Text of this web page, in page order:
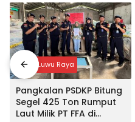
Input Luwu Raya
Pangkalan PSDKP Bitung
Segel 425 Ton Rumput
Laut Milik PT FFA di